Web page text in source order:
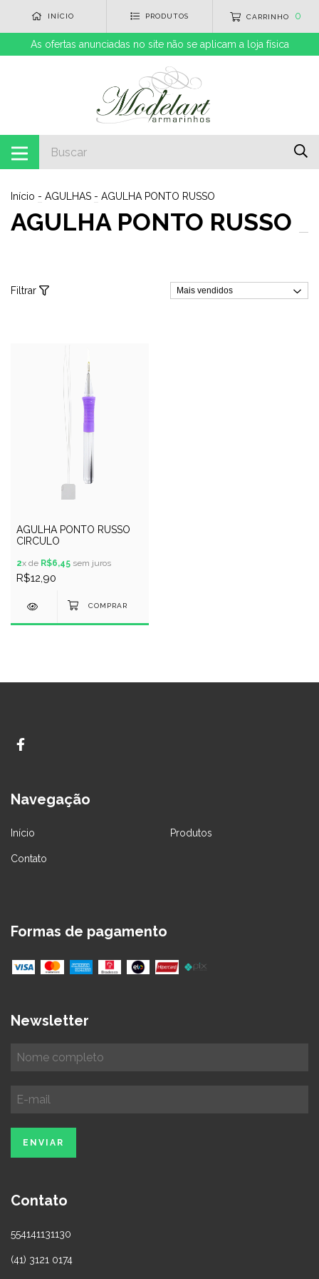
INÍCIO PRODUTOS CARRINHO 0
As ofertas anunciadas no site não se aplicam a loja física
Início - AGULHAS - AGULHA PONTO RUSSO
AGULHA PONTO RUSSO
Filtrar
AGULHA PONTO RUSSO
CIRCULO
2x de R$6,45 sem juros
R$12,90
Navegação
Início Produtos
Contato
Formas de pagamento
Newsletter
Contato
554141131130
(41) 3121 0174